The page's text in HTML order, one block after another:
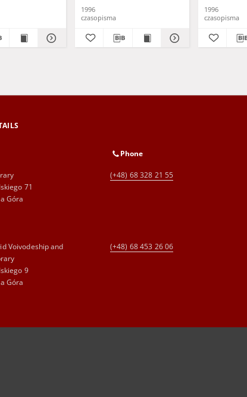
1996
czasopisma
1996
czasopisma
71
Góra
Phone
(+48) 68 328 21 55
Voivodeship and
9
Góra
(+48) 68 453 26 06